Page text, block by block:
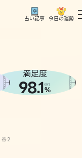
占い記事 今日の運勢
満足度
98.1※1
%
※2